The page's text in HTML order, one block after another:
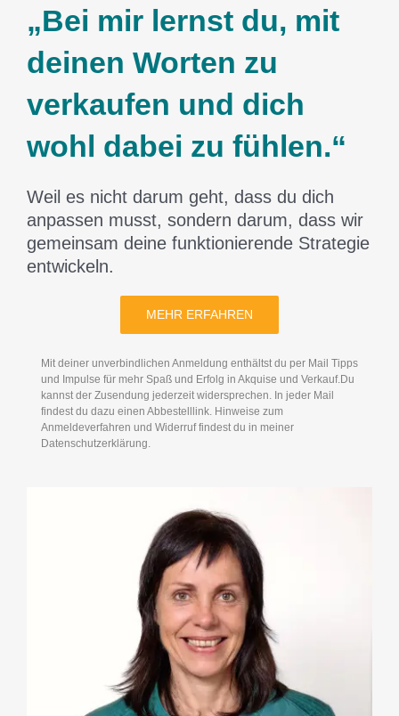
„Bei mir lernst du, mit
deinen Worten zu
verkaufen und dich
wohl dabei zu fühlen.“
Weil es nicht darum geht, dass du dich
anpassen musst, sondern darum, dass wir
gemeinsam deine funktionierende Strategie
entwickeln.
MEHR ERFAHREN
Mit deiner unverbindlichen Anmeldung enthältst du per Mail Tipps
und Impulse für mehr Spaß und Erfolg in Akquise und Verkauf.Du
kannst der Zusendung jederzeit widersprechen. In jeder Mail
findest du dazu einen Abbestelllink. Hinweise zum
Anmeldeverfahren und Widerruf findest du in meiner
Datenschutzerklärung.